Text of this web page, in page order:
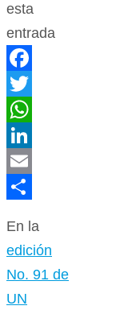
esta
entrada
Facebook
Twitter
WhatsApp
LinkedIn
Email
En la
edición
No. 91 de
UN